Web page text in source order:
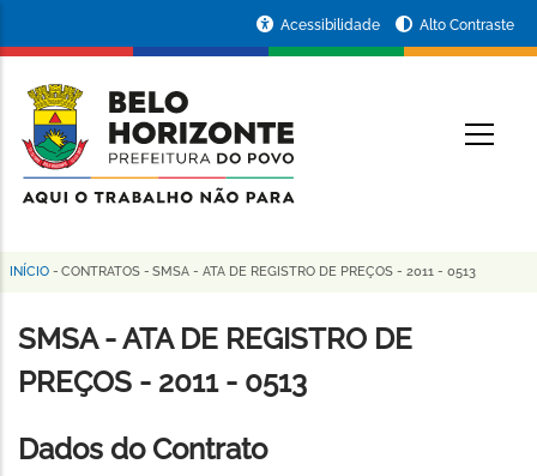
conteúdo
principal
da
Prefeitura
de
Horizonte
Acessibilidade Alto Contraste
Trilha
de
navegação
INÍCIO - CONTRATOS - SMSA - ATA DE REGISTRO DE PREÇOS - 2011 - 0513
SMSA - ATA DE REGISTRO DE
PREÇOS - 2011 - 0513
Dados do Contrato